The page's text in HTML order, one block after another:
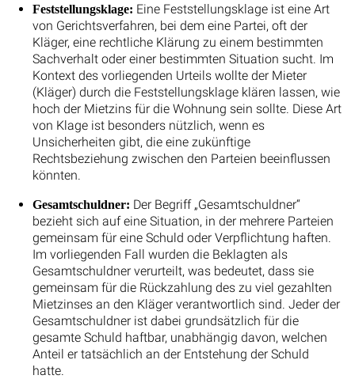
Feststellungsklage: Eine Feststellungsklage ist eine Art
von Gerichtsverfahren, bei dem eine Partei, oft der
Kläger, eine rechtliche Klärung zu einem bestimmten
Sachverhalt oder einer bestimmten Situation sucht. Im
Kontext des vorliegenden Urteils wollte der Mieter
(Kläger) durch die Feststellungsklage klären lassen, wie
hoch der Mietzins für die Wohnung sein sollte. Diese Art
von Klage ist besonders nützlich, wenn es
Unsicherheiten gibt, die eine zukünftige
Rechtsbeziehung zwischen den Parteien beeinflussen
könnten.
Gesamtschuldner: Der Begriff „Gesamtschuldner“
bezieht sich auf eine Situation, in der mehrere Parteien
gemeinsam für eine Schuld oder Verpflichtung haften.
Im vorliegenden Fall wurden die Beklagten als
Gesamtschuldner verurteilt, was bedeutet, dass sie
gemeinsam für die Rückzahlung des zu viel gezahlten
Mietzinses an den Kläger verantwortlich sind. Jeder der
Gesamtschuldner ist dabei grundsätzlich für die
gesamte Schuld haftbar, unabhängig davon, welchen
Anteil er tatsächlich an der Entstehung der Schuld
hatte.